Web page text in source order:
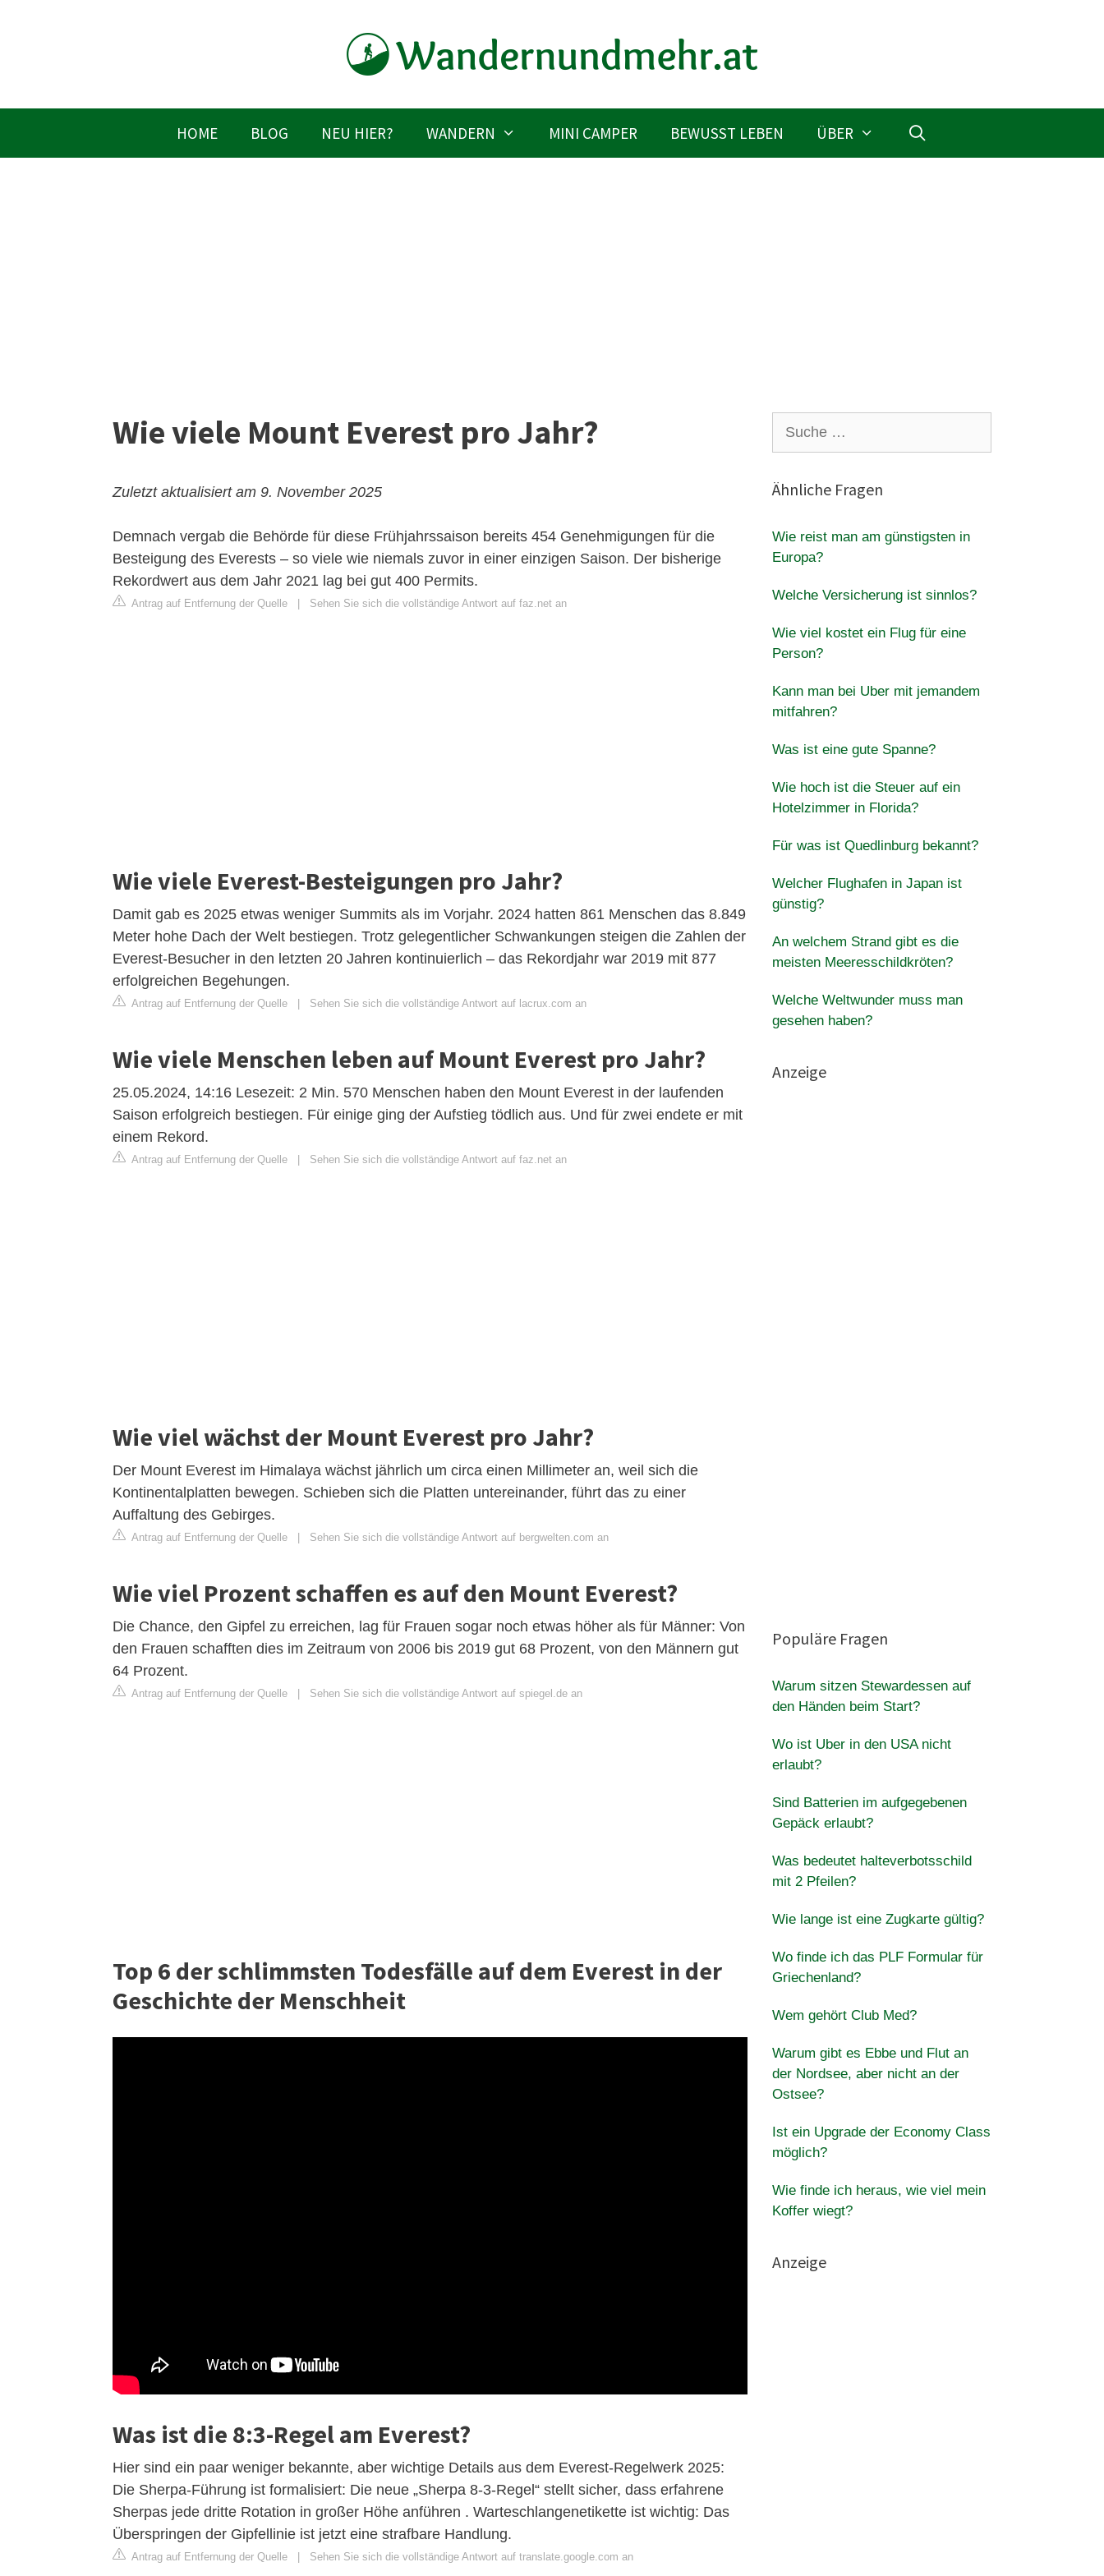
HOME BLOG NEU HIER? WANDERN MINI CAMPER BEWUSST LEBEN ÜBER
Wie viele Mount Everest pro Jahr?
Zuletzt aktualisiert am 9. November 2025
Demnach vergab die Behörde für diese Frühjahrssaison bereits 454 Genehmigungen für die
Besteigung des Everests – so viele wie niemals zuvor in einer einzigen Saison. Der bisherige
Rekordwert aus dem Jahr 2021 lag bei gut 400 Permits.
Antrag auf Entfernung der Quelle Sehen Sie sich die vollständige Antwort auf faz.net an
Wie viele Everest-Besteigungen pro Jahr?
Damit gab es 2025 etwas weniger Summits als im Vorjahr. 2024 hatten 861 Menschen das 8.849
Meter hohe Dach der Welt bestiegen. Trotz gelegentlicher Schwankungen steigen die Zahlen der
Everest-Besucher in den letzten 20 Jahren kontinuierlich – das Rekordjahr war 2019 mit 877
erfolgreichen Begehungen.
Antrag auf Entfernung der Quelle Sehen Sie sich die vollständige Antwort auf lacrux.com an
Wie viele Menschen leben auf Mount Everest pro Jahr?
25.05.2024, 14:16 Lesezeit: 2 Min. 570 Menschen haben den Mount Everest in der laufenden
Saison erfolgreich bestiegen. Für einige ging der Aufstieg tödlich aus. Und für zwei endete er mit
einem Rekord.
Antrag auf Entfernung der Quelle Sehen Sie sich die vollständige Antwort auf faz.net an
Wie viel wächst der Mount Everest pro Jahr?
Der Mount Everest im Himalaya wächst jährlich um circa einen Millimeter an, weil sich die
Kontinentalplatten bewegen. Schieben sich die Platten untereinander, führt das zu einer
Auffaltung des Gebirges.
Antrag auf Entfernung der Quelle Sehen Sie sich die vollständige Antwort auf bergwelten.com an
Wie viel Prozent schaffen es auf den Mount Everest?
Die Chance, den Gipfel zu erreichen, lag für Frauen sogar noch etwas höher als für Männer: Von
den Frauen schafften dies im Zeitraum von 2006 bis 2019 gut 68 Prozent, von den Männern gut
64 Prozent.
Antrag auf Entfernung der Quelle Sehen Sie sich die vollständige Antwort auf spiegel.de an
Top 6 der schlimmsten Todesfälle auf dem Everest in der
Geschichte der Menschheit
Was ist die 8:3-Regel am Everest?
Hier sind ein paar weniger bekannte, aber wichtige Details aus dem Everest-Regelwerk 2025:
Die Sherpa-Führung ist formalisiert: Die neue „Sherpa 8-3-Regel“ stellt sicher, dass erfahrene
Sherpas jede dritte Rotation in großer Höhe anführen . Warteschlangenetikette ist wichtig: Das
Überspringen der Gipfellinie ist jetzt eine strafbare Handlung.
Antrag auf Entfernung der Quelle | Sehen Sie sich die vollständige Antwort auf translate.google.com an
nach:
Ähnliche Fragen
Wie reist man am günstigsten in
Europa?
Welche Versicherung ist sinnlos?
Wie viel kostet ein Flug für eine
Person?
Kann man bei Uber mit jemandem
mitfahren?
Was ist eine gute Spanne?
Wie hoch ist die Steuer auf ein
Hotelzimmer in Florida?
Für was ist Quedlinburg bekannt?
Welcher Flughafen in Japan ist
günstig?
An welchem ​​Strand gibt es die
meisten Meeresschildkröten?
Welche Weltwunder muss man
gesehen haben?
Anzeige
Populäre Fragen
Warum sitzen Stewardessen auf
den Händen beim Start?
Wo ist Uber in den USA nicht
erlaubt?
Sind Batterien im aufgegebenen
Gepäck erlaubt?
Was bedeutet halteverbotsschild
mit 2 Pfeilen?
Wie lange ist eine Zugkarte gültig?
Wo finde ich das PLF Formular für
Griechenland?
Wem gehört Club Med?
Warum gibt es Ebbe und Flut an
der Nordsee, aber nicht an der
Ostsee?
Ist ein Upgrade der Economy Class
möglich?
Wie finde ich heraus, wie viel mein
Koffer wiegt?
Anzeige